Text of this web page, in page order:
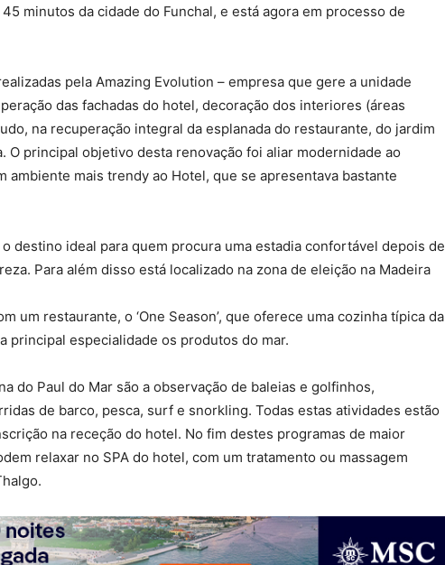
minutos da cidade do Funchal, e está agora em processo de
pela Amazing Evolution – empresa que gere a unidade
das fachadas do hotel, decoração dos interiores (áreas
na recuperação integral da esplanada do restaurante, do jardim
O principal objetivo desta renovação foi aliar modernidade ao
ambiente mais trendy ao Hotel, que se apresentava bastante
destino ideal para quem procura uma estadia confortável depois de
Para além disso está localizado na zona de eleição na Madeira
um restaurante, o ‘One Season’, que oferece uma cozinha típica da
principal especialidade os produtos do mar.
do Paul do Mar são a observação de baleias e golfinhos,
de barco, pesca, surf e snorkling. Todas estas atividades estão
na receção do hotel. No fim destes programas de maior
relaxar no SPA do hotel, com um tratamento ou massagem